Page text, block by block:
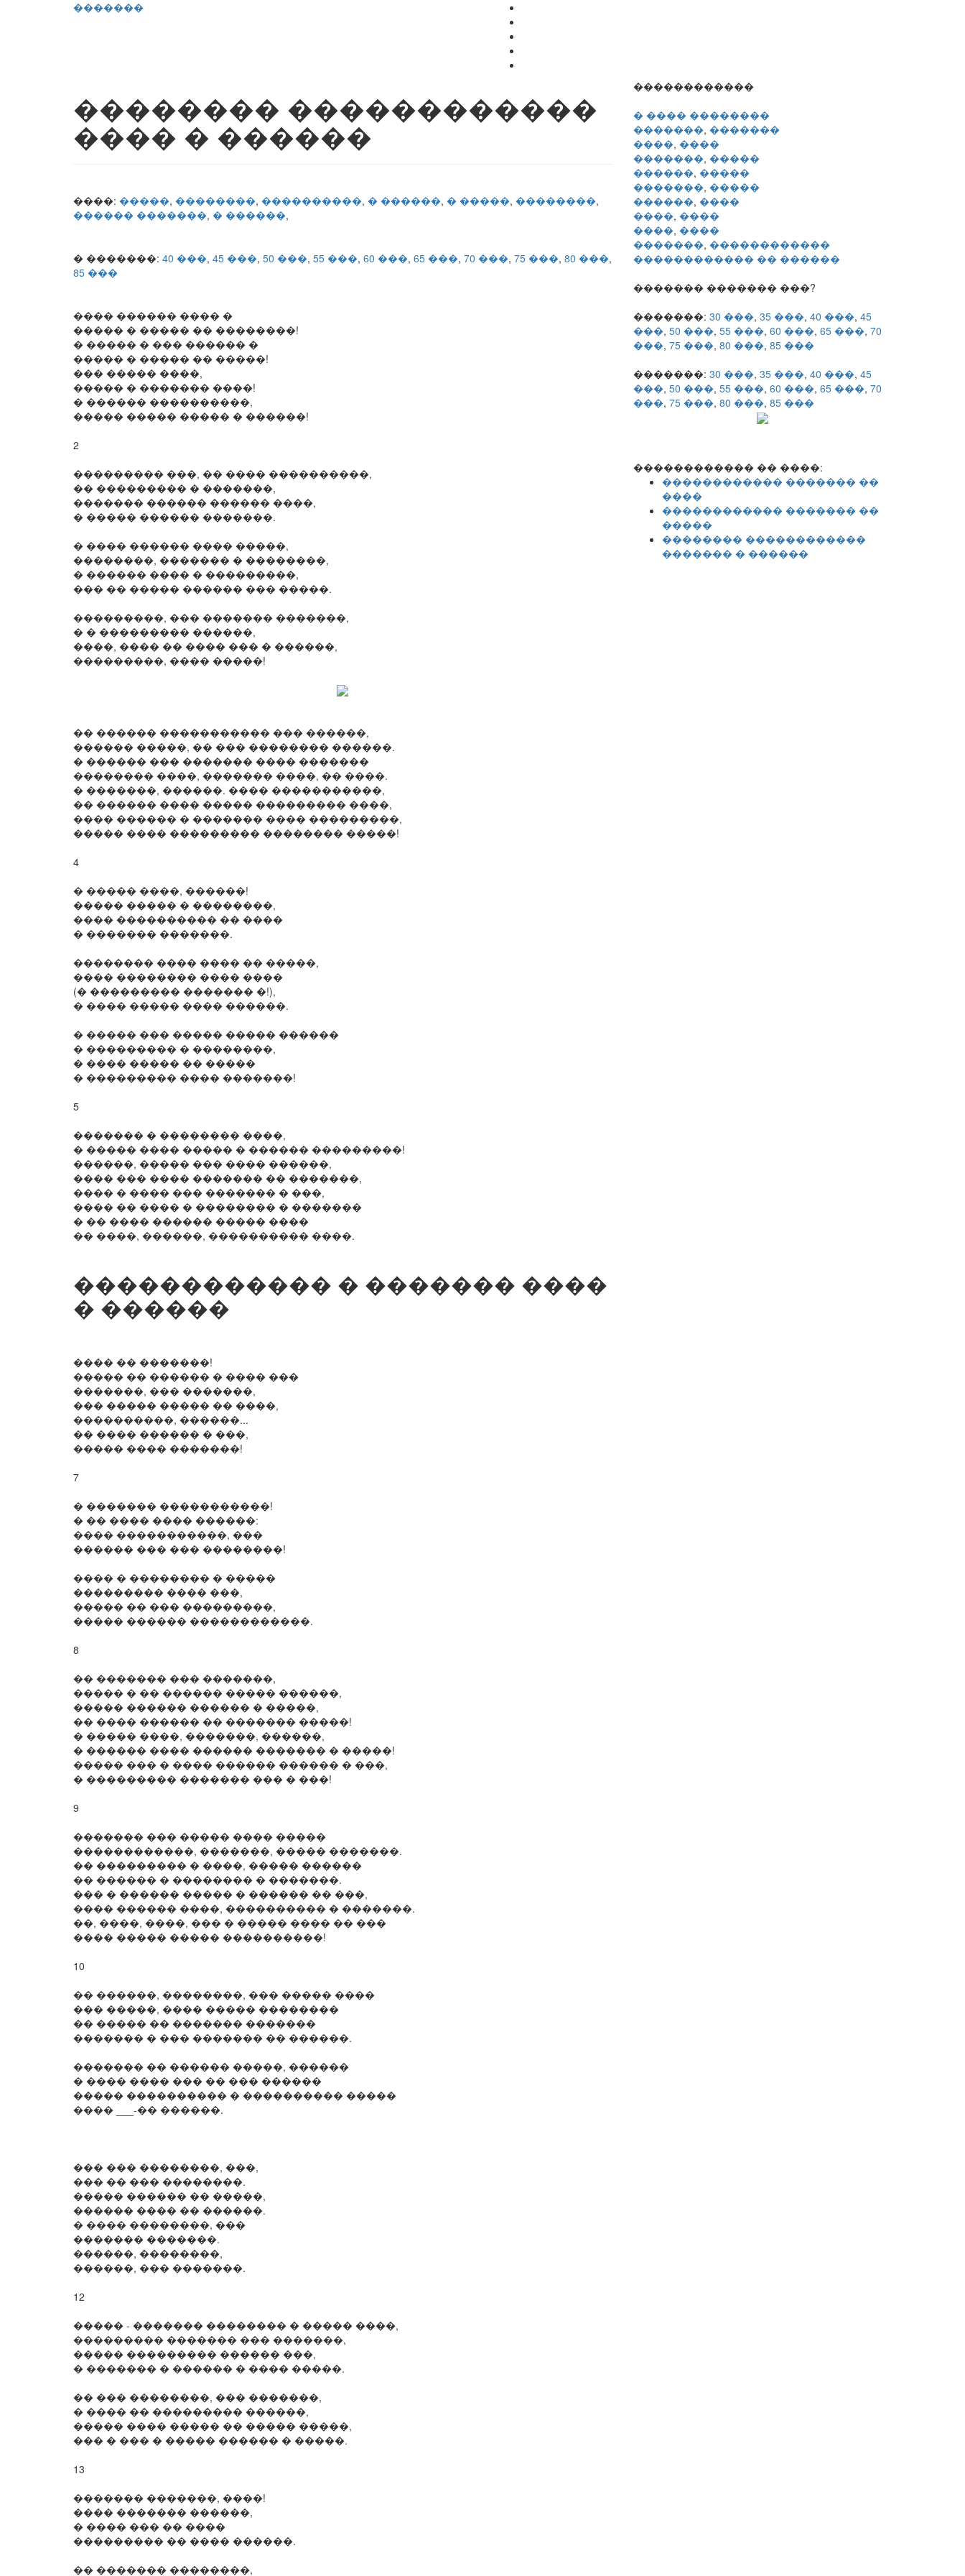
�������
�������� ������������
���� � ������
����: �����, ��������, ����������, � ������, � �����, ��������,
������ �������, � ������,
� �������: 40 ���, 45 ���, 50 ���, 55 ���, 60 ���, 65 ���, 70 ���, 75 ���, 80 ���,
85 ���
���� ������ ���� �
����� � ����� �� ��������!
� ����� � ��� ������ �
����� � ����� �� �����!
��� ����� ����,
����� � ������� ����!
� ������ ����������,
����� ����� ����� � ������!
2
��������� ���, �� ���� ����������,
�� ��������� � �������,
������� ������ ������ ����,
� ����� ������ �������.
� ���� ������ ���� �����,
��������, ������� � ��������,
� ������ ���� � ���������,
��� �� ����� ������ ��� �����.
���������, ��� ������� �������,
� � ��������� ������,
����, ���� �� ���� ��� � ������,
���������, ���� �����!
�� ������ ����������� ��� ������,
������ �����, �� ��� �������� ������.
� ������ ��� ������� ���� �������
�������� ����, ������� ����, �� ����.
� �������, ������. ���� �����������,
�� ������ ���� ����� ��������� ����,
���� ������ � ������� ���� ���������,
����� ���� ��������� �������� �����!
4
� ����� ����, ������!
����� ����� � ��������,
���� ���������� �� ����
� ������� �������.
�������� ���� ���� �� �����,
���� �������� ���� ����
(� ��������� ������� �!),
� ���� ����� ���� ������.
� ����� ��� ����� ����� ������
� ��������� � ��������,
� ���� ����� �� �����
� ��������� ���� �������!
5
������� � �������� ����,
� ����� ���� ����� � ������ ���������!
������, ����� ��� ���� ������,
���� ��� ���� ������� �� �������,
���� � ���� ��� ������� � ���,
���� �� ���� � �������� � �������
� �� ���� ������ ����� ����
�� ����, ������, ���������� ����.
������������ � ������� ����
� ������
���� �� �������!
����� �� ������ � ���� ���
�������, ��� �������,
��� ����� ����� �� ����,
����������, ������...
�� ���� ������ � ���,
����� ���� �������!
7
� ������� �����������!
� �� ���� ���� ������:
���� �����������, ���
������ ��� ��� ��������!
���� � �������� � �����
��������� ���� ���,
����� �� ��� ���������,
����� ������ ������������.
8
�� ������� ��� �������,
����� � �� ������ ����� ������,
����� ������ ������ � �����,
�� ���� ������ �� ������� �����!
� ����� ����, �������, ������,
� ������ ���� ������ ������� � �����!
����� ��� � ���� ������ ������ � ���,
� ��������� ������� ��� � ���!
9
������� ��� ����� ���� �����
������������, �������, ����� �������.
�� ��������� � ����, ����� ������
�� ������ � �������� � �������.
��� � ������ ����� � ������ �� ���,
���� ������ ����, ���������� � �������.
��, ����, ����, ��� � ����� ���� �� ���
���� ����� ����� ����������!
10
�� ������, ��������, ��� ����� ����
��� �����, ���� ����� ��������
�� ����� �� ������� �������
������� � ��� ������� �� ������.
������� �� ������ �����, ������
� ���� ���� ��� �� ��� ������
����� ���������� � ���������� �����
���� ___-�� ������.
��� ��� ��������, ���,
��� �� ��� ��������.
����� ������ �� �����,
������ ���� �� ������.
� ���� ��������, ���
������� �������.
������, ��������,
������, ��� �������.
12
����� - ������� �������� � ����� ����,
��������� ������� ��� �������,
����� ��������� ������ ���,
� ������� � ������ � ���� �����.
�� ��� ��������, ��� �������,
� ���� �� ��������� ������,
����� ���� ����� �� ����� �����,
��� � ��� � ����� ������ � �����.
13
������� �������, ����!
���� ������� ������,
� ���� ��� �� ����
��������� �� ���� ������.
�� ������� ��������,
������������
� ���� ��������
�������, �������
����, ����
�������, �����
������, �����
�������, �����
������, ����
����, ����
����, ����
�������, ������������
������������ �� ������
������� ������� ���?
�������: 30 ���, 35 ���, 40 ���, 45
���, 50 ���, 55 ���, 60 ���, 65 ���, 70
���, 75 ���, 80 ���, 85 ���
�������: 30 ���, 35 ���, 40 ���, 45
���, 50 ���, 55 ���, 60 ���, 65 ���, 70
���, 75 ���, 80 ���, 85 ���
������������ �� ����:
������������ ������� ��
����
������������ ������� ��
�����
�������� ������������
������� � ������